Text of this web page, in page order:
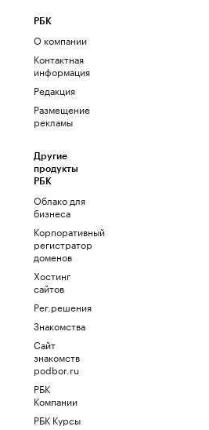
РБК
О компании
Контактная
информация
Редакция
Размещение
рекламы
Другие
продукты
РБК
Облако для
бизнеса
Корпоративный
регистратор
доменов
Хостинг
сайтов
Рег.решения
Знакомства
Сайт
знакомств
podbor.ru
РБК
Компании
РБК Курсы